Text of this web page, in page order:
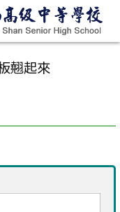
翹起來